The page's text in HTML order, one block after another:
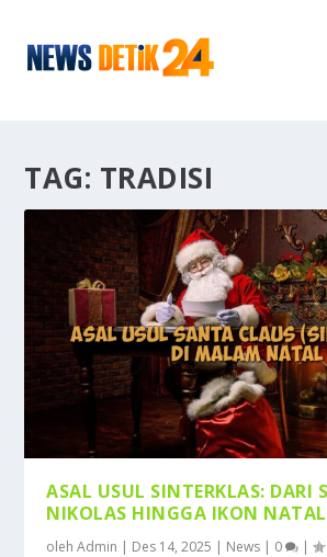
TAG: TRADISI
ASAL USUL SINTERKLAS: DARI
NIKOLAS HINGGA IKON
olehAdmin | Des 14, 2025 | News | 0 |